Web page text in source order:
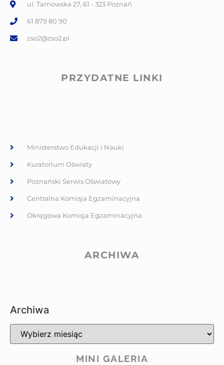
ul. Tarnowska 27, 61 - 323 Poznań
61 879 80 90
zso2@zso2.pl
PRZYDATNE LINKI
Ministerstwo Edukacji i Nauki
Kuratorium Oświaty
Poznański Serwis Oświatowy
Centralna Komisja Egzaminacyjna
Okręgowa Komisja Egzaminacyjna
ARCHIWA
Archiwa
MINI GALERIA